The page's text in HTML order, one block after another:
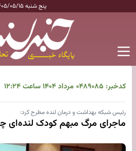
پنج شنبه ۱۴۰۵/۰۵/۱۵
کدخبر: ۸۹۰۸۵ ۰۴ مرداد ۱۴۰۴ ساعت ۱۲:۲۴
رئیس شبکه بهداشت و درمان لنده مطرح کرد:
ماجرای مرگ مبهم کودک لنده‌ای